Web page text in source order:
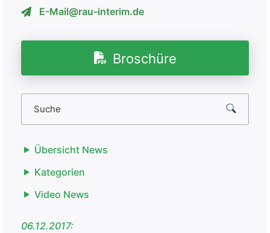
E-Mail@rau-interim.de
Broschüre
Übersicht News
Kategorien
Video News
06.12.2017: